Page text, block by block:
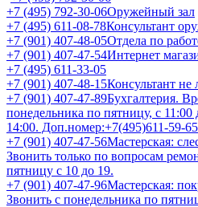
+7 (495) 792-30-06Оружейный зал
+7 (495) 611-08-78Консультант
+7 (901) 407-48-05Отдела по
+7 (901) 407-47-54Интернет
+7 (495) 611-33-05
+7 (901) 407-48-15Консультант не
+7 (901) 407-47-89Бухгалтерия.
понедельника по пятницу, с 11:00
14:00. Доп.номер:+7(495)611-59-65
+7 (901) 407-47-56Мастерская:
Звонить только по вопросам
пятницу с 10 до 19.
+7 (901) 407-47-96Мастерская:
Звонить с понедельника по